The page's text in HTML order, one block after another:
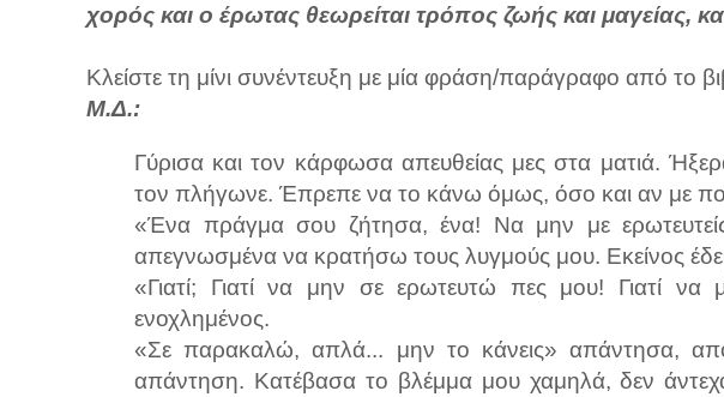
χορός και ο έρωτας θεωρείται τρόπος ζωής και μαγείας,
Κλείστε τη μίνι συνέντευξη με μία φράση/παράγραφο από το
Μ.Δ.:
Γύρισα και τον κάρφωσα απευθείας μες στα ματιά.
τον πλήγωνε. Έπρεπε να το κάνω όμως, όσο και αν με
«Ένα πράγμα σου ζήτησα, ένα! Να μην με
απεγνωσμένα να κρατήσω τους λυγμούς μου. Εκείνος
«Γιατί; Γιατί να μην σε ερωτευτώ πες μου! Γιατί
ενοχλημένος.
«Σε παρακαλώ, απλά... μην το κάνεις» απάντησα,
απάντηση. Κατέβασα το βλέμμα μου χαμηλά, δεν